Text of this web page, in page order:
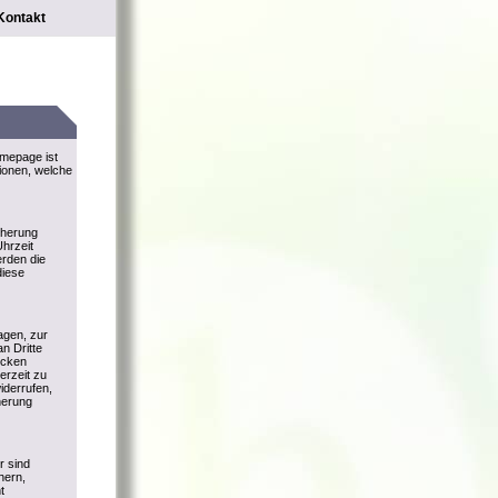
ist
welche
die
zur
Dritte
zu
sind